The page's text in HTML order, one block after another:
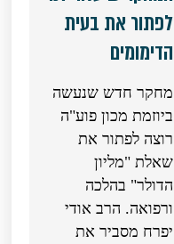
לפתור את בעית
הדימומים
מחקר חדש שנעשה
ביוזמת מכון פוע"ה
רוצה לפתור את
שאלת "מליון
הדולר" בהלכה
ורפואה. הרב אודי
יפרח מסביר את